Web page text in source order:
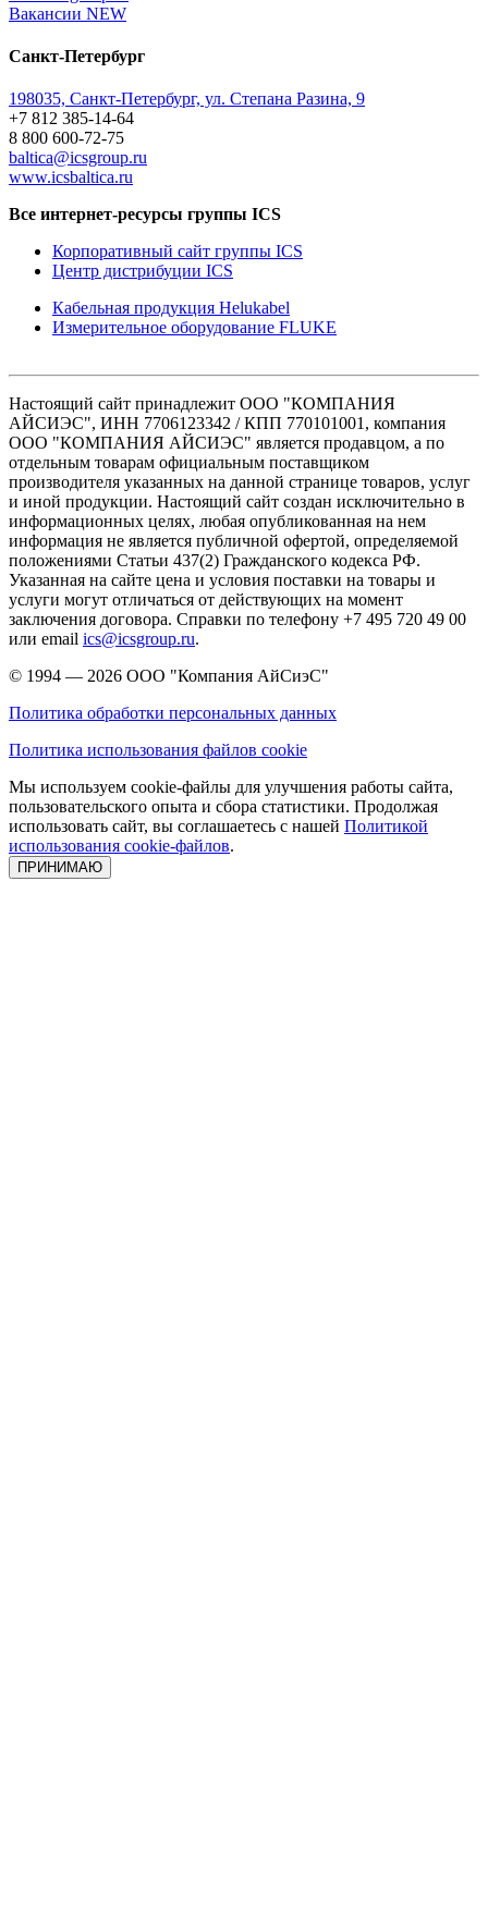
Вакансии NEW
Санкт-Петербург
198035, Санкт-Петербург, ул. Степана Разина, 9
+7 812 385-14-64
8 800 600-72-75
baltica@icsgroup.ru
www.icsbaltica.ru
Все интернет-ресурсы группы ICS
Корпоративный сайт группы ICS
Центр дистрибуции ICS
Кабельная продукция Helukabel
Измерительное оборудование FLUKE
Настоящий сайт принадлежит ООО "КОМПАНИЯ
АЙСИЭС", ИНН 7706123342 / КПП 770101001, компания
ООО "КОМПАНИЯ АЙСИЭС" является продавцом, а по
отдельным товарам официальным поставщиком
производителя указанных на данной странице товаров, услуг
и иной продукции. Настоящий сайт создан исключительно в
информационных целях, любая опубликованная на нем
информация не является публичной офертой, определяемой
положениями Статьи 437(2) Гражданского кодекса РФ.
Указанная на сайте цена и условия поставки на товары и
услуги могут отличаться от действующих на момент
заключения договора. Справки по телефону +7 495 720 49 00
или email ics@icsgroup.ru.
© 1994 — 2026 ООО "Компания АйСиэС"
Политика обработки персональных данных
Политика использования файлов cookie
Мы используем cookie-файлы для улучшения работы сайта,
пользовательского опыта и сбора статистики. Продолжая
использовать сайт, вы соглашаетесь с нашей Политикой
использования cookie-файлов.
ПРИНИМАЮ